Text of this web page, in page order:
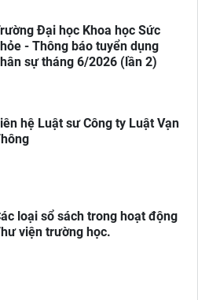
Đại học Khoa học Sức
- Thông báo tuyển dụng
sự tháng 6/2026 (lần 2)
hệ Luật sư Công ty Luật Vạn
loại sổ sách trong hoạt động
viện trường học.